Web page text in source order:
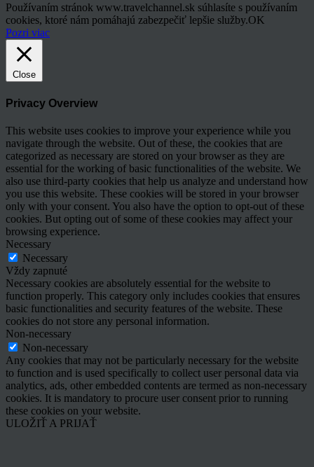
Používaním stránok www.travelchannel.sk súhlasíte s používaním
cookies, ktoré nám pomáhajú zabezpečiť lepšie služby.OK
Pozri viac
Close
Privacy Overview
This website uses cookies to improve your experience while you
navigate through the website. Out of these, the cookies that are
categorized as necessary are stored on your browser as they are
essential for the working of basic functionalities of the website. We
also use third-party cookies that help us analyze and understand how
you use this website. These cookies will be stored in your browser
only with your consent. You also have the option to opt-out of these
cookies. But opting out of some of these cookies may affect your
browsing experience.
Necessary
Necessary
Vždy zapnuté
Necessary cookies are absolutely essential for the website to
function properly. This category only includes cookies that ensures
basic functionalities and security features of the website. These
cookies do not store any personal information.
Non-necessary
Non-necessary
Any cookies that may not be particularly necessary for the website
to function and is used specifically to collect user personal data via
analytics, ads, other embedded contents are termed as non-necessary
cookies. It is mandatory to procure user consent prior to running
these cookies on your website.
ULOŽIŤ A PRIJAŤ